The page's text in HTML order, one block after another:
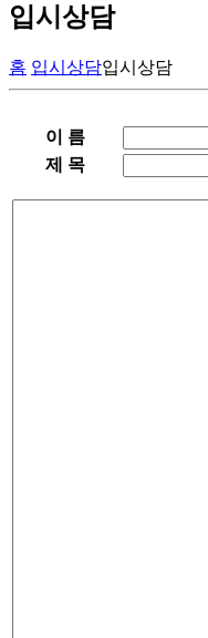
입시상담
홈 입시상담입시상담
이 름
제 목